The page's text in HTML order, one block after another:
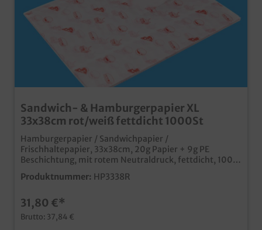
Sandwich- & Hamburgerpapier XL
33x38cm rot/weiß fettdicht 1000St
Hamburgerpapier / Sandwichpapier /
Frischhaltepapier, 33x38cm, 20g Papier + 9g PE
Beschichtung, mit rotem Neutraldruck, fettdicht, 1000
Blatt im Karton praktische fettdichte Zuschnitte für
den Verkauf von Burgern, Sandwiches, Wraps & Co.
Neutralmotiv individuell bedruckbar ab 50.000 Blatt,
senden Sie uns einfach eine Druckanfrage
Produktnummer: HP3338R
31,80 €*
Brutto: 37,84 €